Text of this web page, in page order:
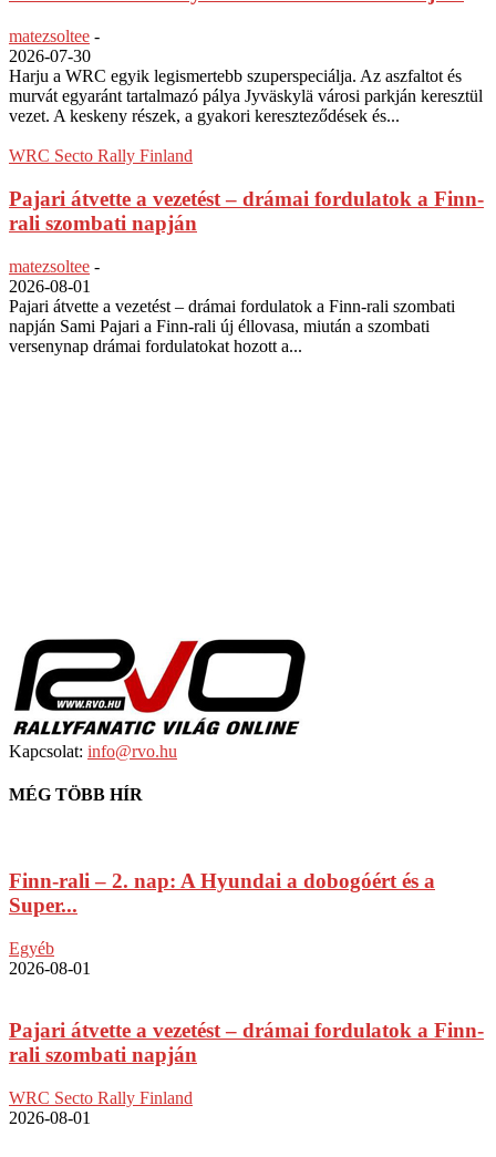
matezsoltee -
2026-07-30
Harju a WRC egyik legismertebb szuperspeciálja. Az aszfaltot és
murvát egyaránt tartalmazó pálya Jyväskylä városi parkján keresztül
vezet. A keskeny részek, a gyakori kereszteződések és...
WRC Secto Rally Finland
Pajari átvette a vezetést – drámai fordulatok a Finn-
rali szombati napján
matezsoltee -
2026-08-01
Pajari átvette a vezetést – drámai fordulatok a Finn-rali szombati
napján Sami Pajari a Finn-rali új éllovasa, miután a szombati
versenynap drámai fordulatokat hozott a...
Kapcsolat: info@rvo.hu
MÉG TÖBB HÍR
Finn-rali – 2. nap: A Hyundai a dobogóért és a
Super...
Egyéb
2026-08-01
Pajari átvette a vezetést – drámai fordulatok a Finn-
rali szombati napján
WRC Secto Rally Finland
2026-08-01